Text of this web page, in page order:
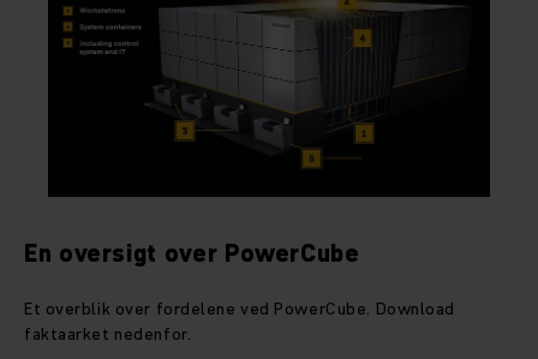
En oversigt over PowerCube
Et overblik over fordelene ved PowerCube. Download
faktaarket nedenfor.